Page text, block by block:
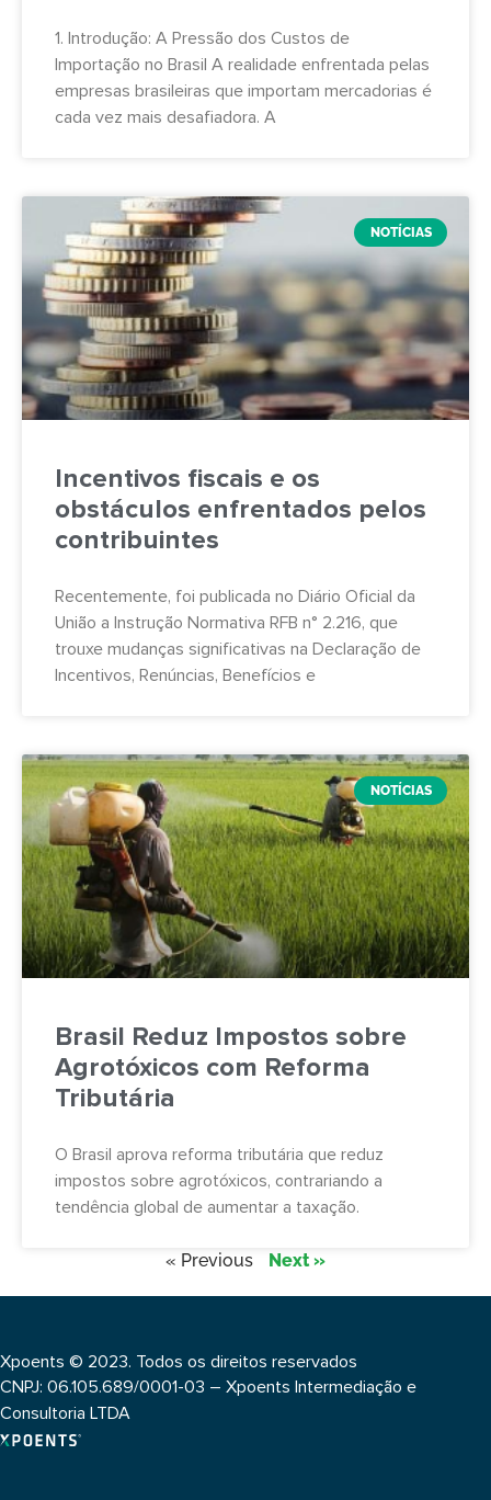
1. Introdução: A Pressão dos Custos de
Importação no Brasil A realidade enfrentada pelas
empresas brasileiras que importam mercadorias é
cada vez mais desafiadora. A
NOTÍCIAS
Incentivos fiscais e os
obstáculos enfrentados pelos
contribuintes
Recentemente, foi publicada no Diário Oficial da
União a Instrução Normativa RFB n° 2.216, que
trouxe mudanças significativas na Declaração de
Incentivos, Renúncias, Benefícios e
NOTÍCIAS
Brasil Reduz Impostos sobre
Agrotóxicos com Reforma
Tributária
O Brasil aprova reforma tributária que reduz
impostos sobre agrotóxicos, contrariando a
tendência global de aumentar a taxação.
« Previous Next »
Xpoents © 2023. Todos os direitos reservados
CNPJ: 06.105.689/0001-03 – Xpoents Intermediação e
Consultoria LTDA